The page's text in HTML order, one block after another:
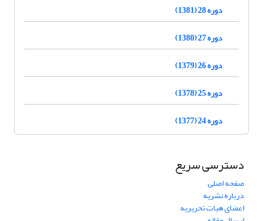
دوره 28 (1381)
دوره 27 (1380)
دوره 26 (1379)
دوره 25 (1378)
دوره 24 (1377)
دسترسی سریع
صفحه اصلی
درباره نشریه
اعضای هیات تحریریه